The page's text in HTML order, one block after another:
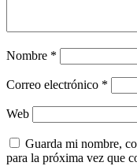
Nombre *
Correo electrónico *
Web
Guarda mi nombre,
para la próxima vez que